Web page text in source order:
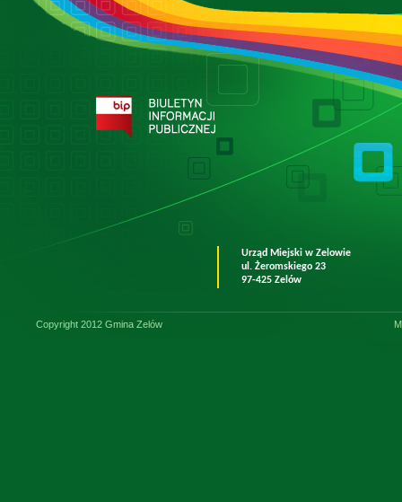
Urząd Miejski w Zelowie
ul. Żeromskiego 23
97-425 Zelów
Copyright 2012 Gmina Zelów